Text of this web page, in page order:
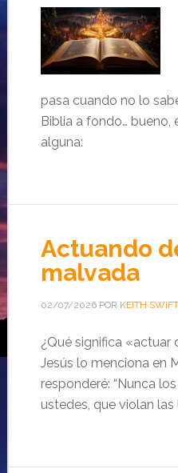
pasa cuando no lo
Biblia a fondo… bueno,
alguna:
Actuando
malvada
02/07/2026POR KEITH SWIFT
¿Qué significa «actuar
Jesús lo menciona en
responderé: “Nunca
ustedes, que violan las